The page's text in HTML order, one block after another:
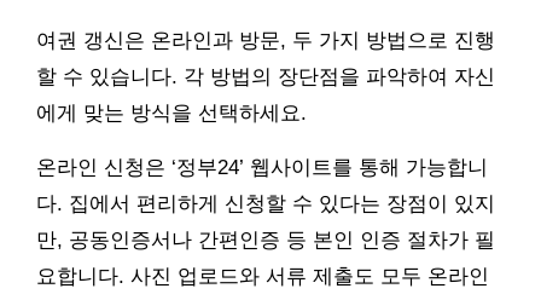
여권 갱신은 온라인과 방문, 두 가지 방법으로 진행
할 수 있습니다. 각 방법의 장단점을 파악하여 자신
에게 맞는 방식을 선택하세요.
온라인 신청은 ‘정부24’ 웹사이트를 통해 가능합니
다. 집에서 편리하게 신청할 수 있다는 장점이 있지
만, 공동인증서나 간편인증 등 본인 인증 절차가 필
요합니다. 사진 업로드와 서류 제출도 모두 온라인